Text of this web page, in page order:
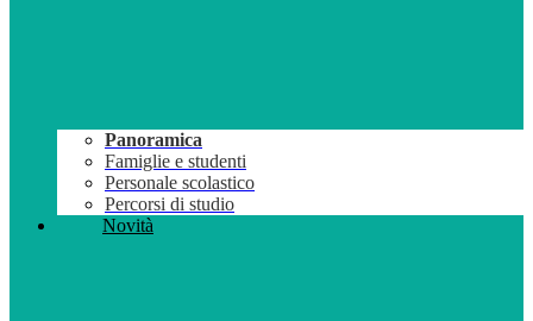
Panoramica
Famiglie e studenti
Personale scolastico
Percorsi di studio
Novità